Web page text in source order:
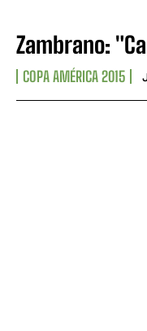
Zambrano:
COPA AMÉRICA 2015